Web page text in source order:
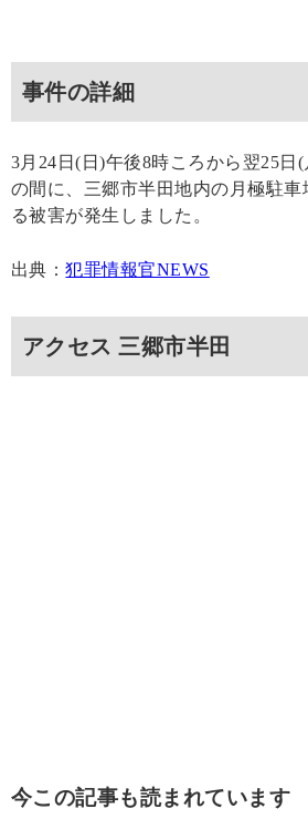
事件の詳細
3月24日(日)午後8時ころから翌25日
の間に、三郷市半田地内の月極駐
る被害が発生しました。
出典：犯罪情報官NEWS
アクセス 三郷市半田
今この記事も読まれています